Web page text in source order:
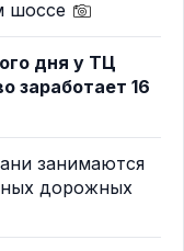
шоссе
дня у ТЦ
заработает 16
занимаются
дорожных